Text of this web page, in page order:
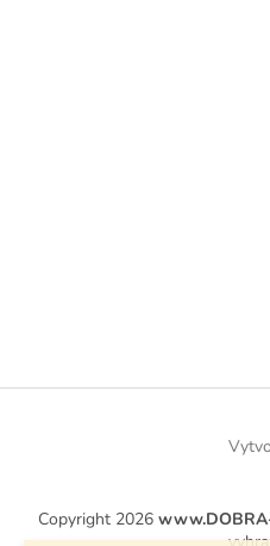
Copyright 2026